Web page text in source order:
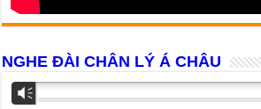
NGHE ĐÀI CHÂN LÝ Á CHÂU
Trình
Vm